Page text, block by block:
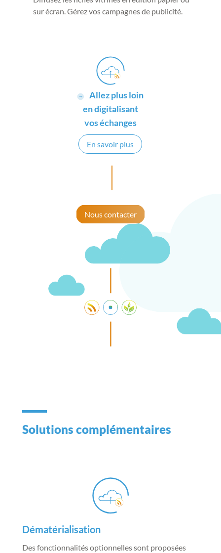
sur écran. Gérez vos campagnes de publicité.
Allez plus loin
en digitalisant
vos échanges
En savoir plus
Nous contacter
Solutions complémentaires
Dématérialisation
Des fonctionnalités optionnelles sont proposées